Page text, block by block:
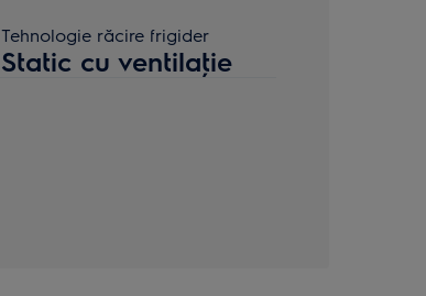
Tehnologie răcire frigider
Static cu ventilaţie